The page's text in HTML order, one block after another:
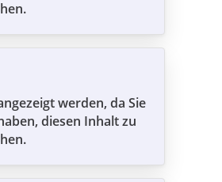
werden, da Sie
diesen Inhalt zu